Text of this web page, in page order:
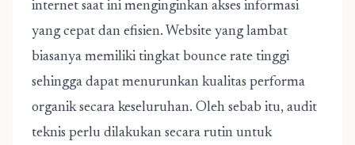
internet saat ini menginginkan akses informasi
yang cepat dan efisien. Website yang lambat
biasanya memiliki tingkat bounce rate tinggi
sehingga dapat menurunkan kualitas performa
organik secara keseluruhan. Oleh sebab itu, audit
teknis perlu dilakukan secara rutin untuk